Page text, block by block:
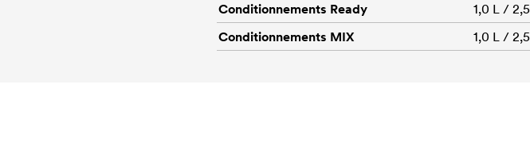
Conditionnements Ready
1,0 L /
Conditionnements MIX
1,0 L /